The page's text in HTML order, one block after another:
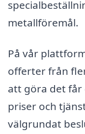
metallföremål.
På vår
offerter från
att göra det
priser och
välgrundat